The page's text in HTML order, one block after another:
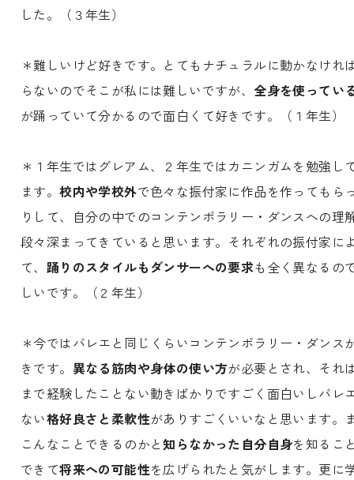
した。（３年生）
＊難しいけど好きです。とてもナチュラルに動かなけれ
らないのでそこが私には難しいですが、全身を使ってい
が踊っていて分かるので面白くて好きです。（１年生）
＊１年生ではグレアム、２年生ではカニンガムを勉強し
ます。校内や学校外で色々な振付家に作品を作ってもら
りして、自分の中でのコンテンポラリー・ダンスへの理
段々深まってきていると思います。それぞれの振付家に
て、 踊りのスタイルもダンサーへの要求も全く異なるの
しいです。（２年生）
＊今ではバレエと同じくらいコンテンポラリー・ダンス
きです。 異なる筋肉や身体の使い方が必要とされ、それ
まで経験したことない動きばかりですごく面白いしバレ
ない格好良さと柔軟性がありすごくいいなと思います。
こんなことできるのかと知らなかった自分自身を知るこ
できて将来への可能性を広げられたと気がします。更に